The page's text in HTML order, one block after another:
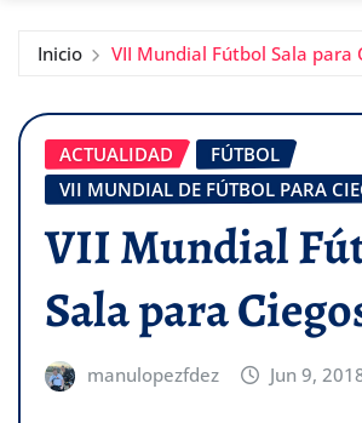
Inicio VII Mundial Fútbol Sala para
ACTUALIDAD
FÚTBOL
VII MUNDIAL DE FÚTBOL PARA
VII Mundial
Sala para
manulopezfdez Jun 9,